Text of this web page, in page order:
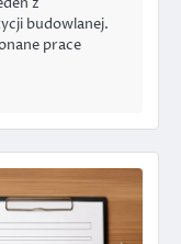
budowlanej.
prace